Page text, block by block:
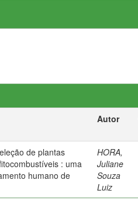
Autor
de plantas
: uma
humano de
HORA,
Juliane
Souza
Luiz